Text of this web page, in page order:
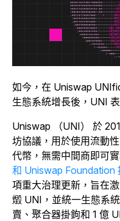
如今，在 Uniswap
生態系統增長後，UNI
Uniswap （UNI） 於
坊協議，用於使用流動
代幣，無需中間商即可
和 Uniswap Foundation
項重大治理更新，旨在
燬 UNI，並統一生態系
賣、聚合器掛鉤和 1 億